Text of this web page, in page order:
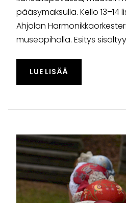
pääsymaksulla. Kello
Ahjolan
museopihalla. Esitys
LUE LISÄÄ